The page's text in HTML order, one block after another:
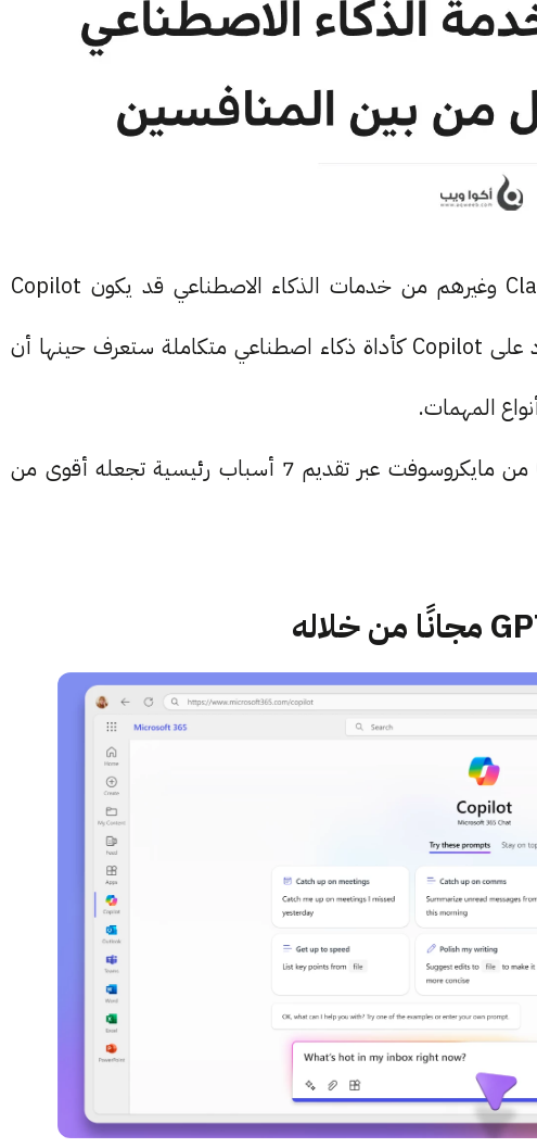
من بين كل من ChatGPT و Gemini و Claude وغيرهم من خدمات الذكاء الاصطناعي قد يكون Copilot
الأفضل والأمثل للاستخدام اليومي. فحين تعتاد على Copilot كأداة ذكاء اصطناعي متكاملة ستعرف حينها أن
المهمات.
ندعوك للتعرف على بعض أقوى ميزات Copilot من مايكروسوفت عبر تقديم 7 أسباب رئيسية تجعله أقوى من